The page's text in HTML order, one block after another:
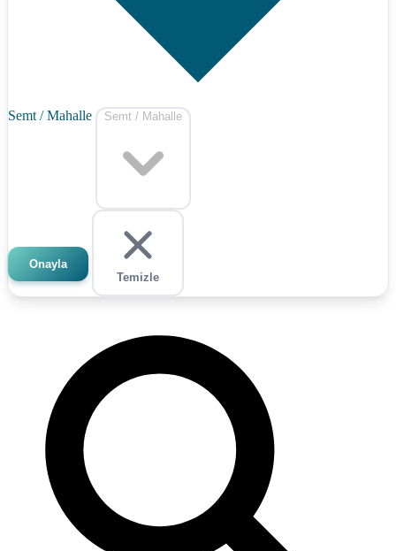
Semt / Mahalle Semt / Mahalle
Onayla
Temizle